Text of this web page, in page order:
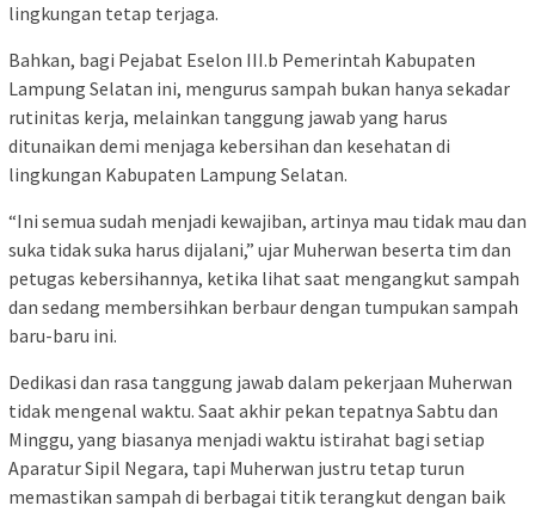
lingkungan tetap terjaga.
Bahkan, bagi Pejabat Eselon III.b Pemerintah Kabupaten
Lampung Selatan ini, mengurus sampah bukan hanya sekadar
rutinitas kerja, melainkan tanggung jawab yang harus
ditunaikan demi menjaga kebersihan dan kesehatan di
lingkungan Kabupaten Lampung Selatan.
“Ini semua sudah menjadi kewajiban, artinya mau tidak mau dan
suka tidak suka harus dijalani,” ujar Muherwan beserta tim dan
petugas kebersihannya, ketika lihat saat mengangkut sampah
dan sedang membersihkan berbaur dengan tumpukan sampah
baru-baru ini.
Dedikasi dan rasa tanggung jawab dalam pekerjaan Muherwan
tidak mengenal waktu. Saat akhir pekan tepatnya Sabtu dan
Minggu, yang biasanya menjadi waktu istirahat bagi setiap
Aparatur Sipil Negara, tapi Muherwan justru tetap turun
memastikan sampah di berbagai titik terangkut dengan baik